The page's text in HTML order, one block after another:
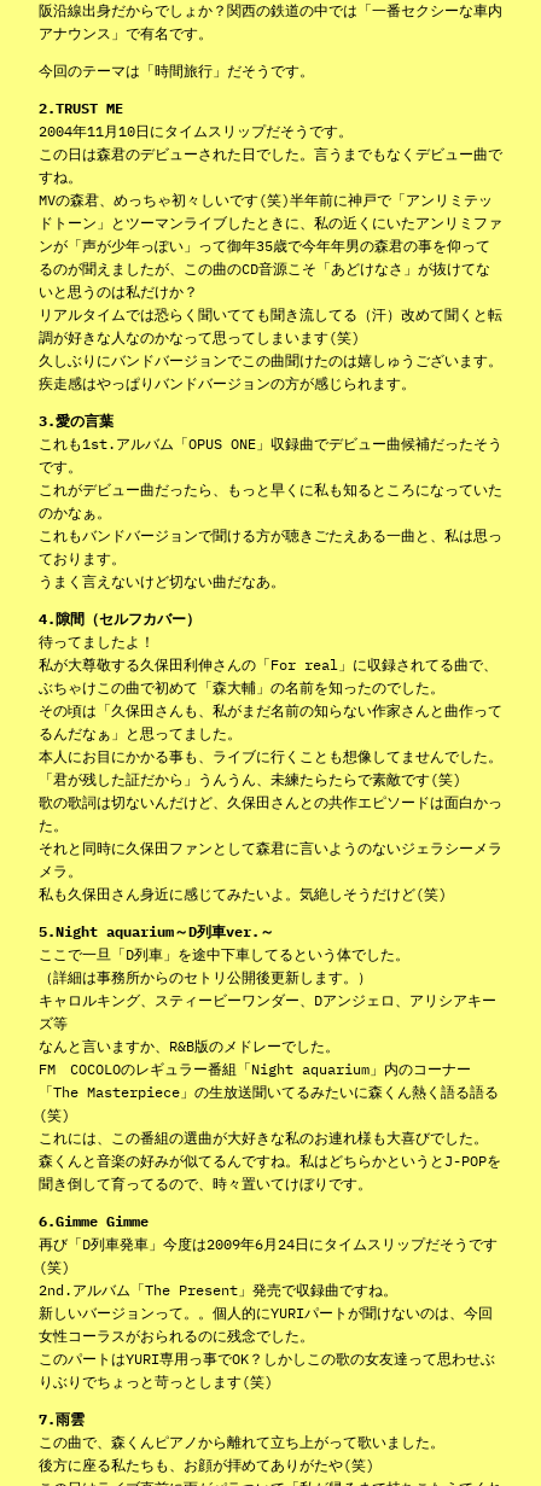
阪沿線出身だからでしょか？関西の鉄道の中では「一番セクシーな車内
アナウンス」で有名です。
今回のテーマは「時間旅行」だそうです。
2.TRUST ME
2004年11月10日にタイムスリップだそうです。
この日は森君のデビューされた日でした。言うまでもなくデビュー曲で
すね。
MVの森君、めっちゃ初々しいです(笑)半年前に神戸で「アンリミテッ
ドトーン」とツーマンライブしたときに、私の近くにいたアンリミファ
ンが「声が少年っぽい」って御年35歳で今年年男の森君の事を仰って
るのが聞えましたが、この曲のCD音源こそ「あどけなさ」が抜けてな
いと思うのは私だけか？
リアルタイムでは恐らく聞いてても聞き流してる（汗）改めて聞くと転
調が好きな人なのかなって思ってしまいます(笑)
久しぶりにバンドバージョンでこの曲聞けたのは嬉しゅうございます。
疾走感はやっぱりバンドバージョンの方が感じられます。
3.愛の言葉
これも1st.アルバム「OPUS ONE」収録曲でデビュー曲候補だったそう
です。
これがデビュー曲だったら、もっと早くに私も知るところになっていた
のかなぁ。
これもバンドバージョンで聞ける方が聴きごたえある一曲と、私は思っ
ております。
うまく言えないけど切ない曲だなあ。
4.隙間（セルフカバー）
待ってましたよ！
私が大尊敬する久保田利伸さんの「For real」に収録されてる曲で、
ぶちゃけこの曲で初めて「森大輔」の名前を知ったのでした。
その頃は「久保田さんも、私がまだ名前の知らない作家さんと曲作って
るんだなぁ」と思ってました。
本人にお目にかかる事も、ライブに行くことも想像してませんでした。
「君が残した証だから」うんうん、未練たらたらで素敵です(笑)
歌の歌詞は切ないんだけど、久保田さんとの共作エピソードは面白かっ
た。
それと同時に久保田ファンとして森君に言いようのないジェラシーメラ
メラ。
私も久保田さん身近に感じてみたいよ。気絶しそうだけど(笑)
5.Night aquarium～D列車ver.～
ここで一旦「D列車」を途中下車してるという体でした。
（詳細は事務所からのセトリ公開後更新します。）
キャロルキング、スティービーワンダー、Dアンジェロ、アリシアキー
ズ等
なんと言いますか、R&B版のメドレーでした。
FM COCOLOのレギュラー番組「Night aquarium」内のコーナー
「The Masterpiece」の生放送聞いてるみたいに森くん熱く語る語る
(笑)
これには、この番組の選曲が大好きな私のお連れ様も大喜びでした。
森くんと音楽の好みが似てるんですね。私はどちらかというとJ-POPを
聞き倒して育ってるので、時々置いてけぼりです。
6.Gimme Gimme
再び「D列車発車」今度は2009年6月24日にタイムスリップだそうです
(笑)
2nd.アルバム「The Present」発売で収録曲ですね。
新しいバージョンって。。個人的にYURIパートが聞けないのは、今回
女性コーラスがおられるのに残念でした。
このパートはYURI専用っ事でOK？しかしこの歌の女友達って思わせぶ
りぶりでちょっと苛っとします(笑)
7.雨雲
この曲で、森くんピアノから離れて立ち上がって歌いました。
後方に座る私たちも、お顔が拝めてありがたや(笑)